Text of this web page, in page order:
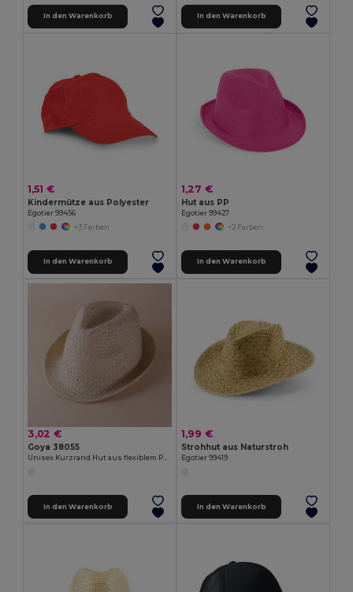
In den Warenkorb In den Warenkorb
1,51 €
Kindermütze aus Polyester
Egotier 99456
+3 Farben
In den Warenkorb
1,27 €
Hut aus PP
Egotier 99427
+2 Farben
In den Warenkorb
3,02 €
Goya 38055
Unisex Kurzrand Hut aus flexiblem Papiergeflecht MADEIRA
In den Warenkorb
1,99 €
Strohhut aus Naturstroh
Egotier 99419
In den Warenkorb